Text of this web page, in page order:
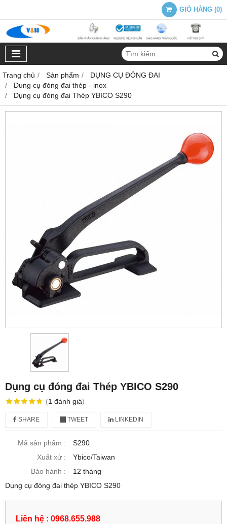
GIỎ HÀNG (0)
Trang chủ Sản phẩm
DỤNG CỤ ĐÓNG ĐAI
Dung cụ đóng đai thép - inox
Dụng cụ đóng đai Thép YBICO S290
Dụng cụ đóng đai Thép YBICO S290
(1 đánh giá)
SHARE TWEET LINKEDIN
Mã sản phẩm :
S290
Xuất xứ :
Ybico/Taiwan
Bảo hành :
12 tháng
Dụng cụ đóng đai thép YBICO S290
Liên hệ : 0968.655.988